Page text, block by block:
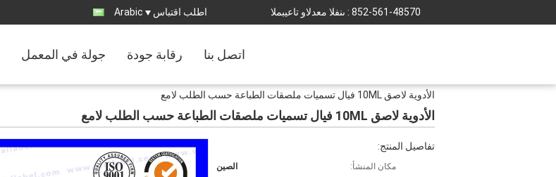
المبيعات والدعم الفنى : 852-561-48570 اطلب اقتباس Arabic
جولة في المعمل رقابة جودة اتصل بنا
الأدوية لاصق 10ML فيال تسميات ملصقات الطباعة حسب الطلب لامع
الأدوية لاصق 10ML فيال تسميات ملصقات الطباعة حسب الطلب لامع
تفاصيل المنتج:
مكان المنشأ:
الصين